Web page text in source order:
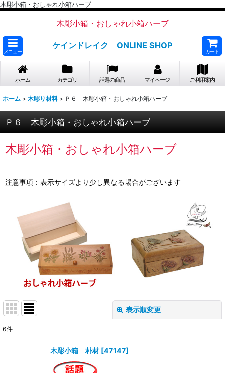
木彫小箱・おしゃれ小箱ハーブ
木彫小箱・おしゃれ小箱ハーブ
メニュー
ケインドレイク ONLINE SHOP
カート
ホーム カテゴリ 話題の商品 マイページ ご利用案内
ホーム > 木彫り材料 > Ｐ６ 木彫小箱・おしゃれ小箱ハーブ
Ｐ６ 木彫小箱・おしゃれ小箱ハーブ
木彫小箱・おしゃれ小箱ハーブ
注意事項：表示サイズより少し異なる場合がございます
表示順変更
6件
木彫小箱 朴材 [47147]